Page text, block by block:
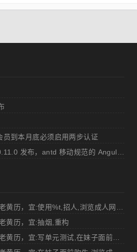
到本月底必须启用两步认证
黄历，宜:抽烟,重构